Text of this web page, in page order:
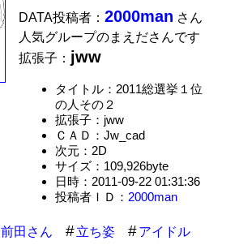
DATA投稿者：2000man さん
人気グループのまえださんです
拡張子： jww
タイトル：2011総選挙１位
の人その２
拡張子：jww
ＣＡＤ：Jw_cad
次元：2D
サイズ：109,926byte
日時：2011-09-22 01:31:36
投稿者ＩＤ： 2000man
前田さん 立ち姿
アイドル